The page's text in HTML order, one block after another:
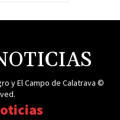
y El Campo de Calatrava ©